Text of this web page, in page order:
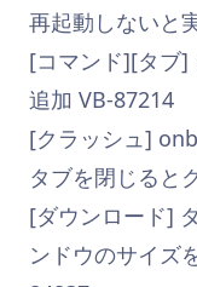
再起動しないと
[コマンド][タブ]
追加 VB-87214
[クラッシュ]
タブを閉じると
[ダウンロード]
ンドウのサイズ